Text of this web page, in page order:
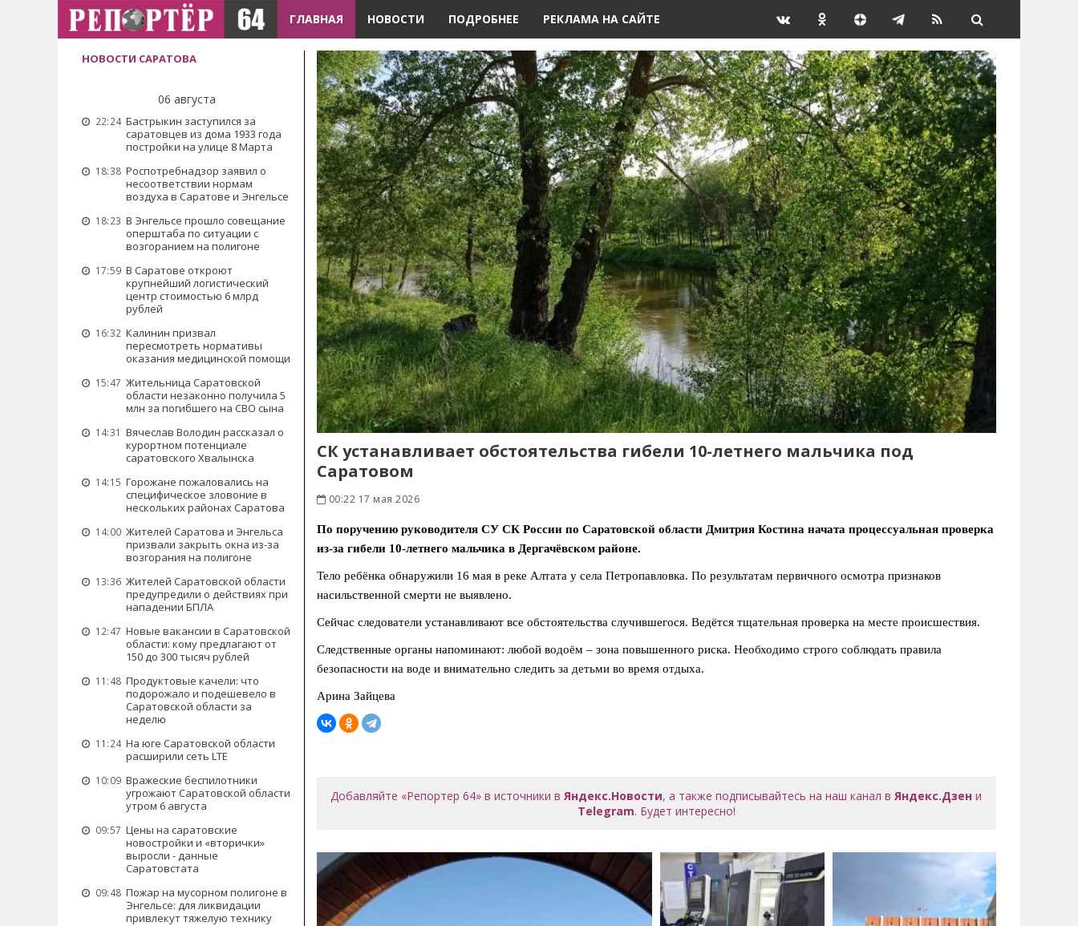
ГЛАВНАЯ НОВОСТИ ПОДРОБНЕЕ РЕКЛАМА НА САЙТЕ
НОВОСТИ САРАТОВА
06 августа
22:24 Бастрыкин заступился за
саратовцев из дома 1933 года
постройки на улице 8 Марта
18:38 Роспотребнадзор заявил о
несоответствии нормам
воздуха в Саратове и Энгельсе
18:23 В Энгельсе прошло совещание
оперштаба по ситуации с
возгоранием на полигоне
17:59 В Саратове откроют
крупнейший логистический
центр стоимостью 6 млрд
рублей
16:32 Калинин призвал
пересмотреть нормативы
оказания медицинской помощи
15:47 Жительница Саратовской
области незаконно получила 5
млн за погибшего на СВО сына
14:31 Вячеслав Володин рассказал о
курортном потенциале
саратовского Хвалынска
14:15 Горожане пожаловались на
специфическое зловоние в
нескольких районах Саратова
14:00 Жителей Саратова и Энгельса
призвали закрыть окна из-за
возгорания на полигоне
13:36 Жителей Саратовской области
предупредили о действиях при
нападении БПЛА
12:47 Новые вакансии в Саратовской
области: кому предлагают от
150 до 300 тысяч рублей
11:48 Продуктовые качели: что
подорожало и подешевело в
Саратовской области за
неделю
11:24 На юге Саратовской области
расширили сеть LTE
10:09 Вражеские беспилотники
угрожают Саратовской области
утром 6 августа
09:57 Цены на саратовские
новостройки и «вторички»
выросли - данные
Саратовстата
09:48 Пожар на мусорном полигоне в
Энгельсе: для ликвидации
привлекут тяжелую технику
СК устанавливает обстоятельства гибели 10-летнего мальчика под
Саратовом
00:22 17 мая 2026
По поручению руководителя СУ СК России по Саратовской области Дмитрия Костина начата процессуальная проверка
из‑за гибели 10‑летнего мальчика в Дергачёвском районе.
Тело ребёнка обнаружили 16 мая в реке Алтата у села Петропавловка. По результатам первичного осмотра признаков
насильственной смерти не выявлено.
Сейчас следователи устанавливают все обстоятельства случившегося. Ведётся тщательная проверка на месте происшествия.
Следственные органы напоминают: любой водоём – зона повышенного риска. Необходимо строго соблюдать правила
безопасности на воде и внимательно следить за детьми во время отдыха.
Арина Зайцева
Добавляйте «Репортер 64» в источники вЯндекс.Новости, а также подписывайтесь на наш канал вЯндекс.Дзен и
Telegram. Будет интересно!